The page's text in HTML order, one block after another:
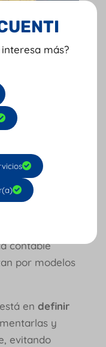
criptoactivos.
de forma
lo que
periodo?
intangibles,
existe un
contable
por modelos
en definir
y
evitando
más?